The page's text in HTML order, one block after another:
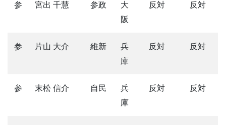
参 宮出 千慧 参政
大
阪
反対 反対
参 片山 大介 維新
兵
庫
反対 反対
参 末松 信介 自民
兵
庫
反対 反対